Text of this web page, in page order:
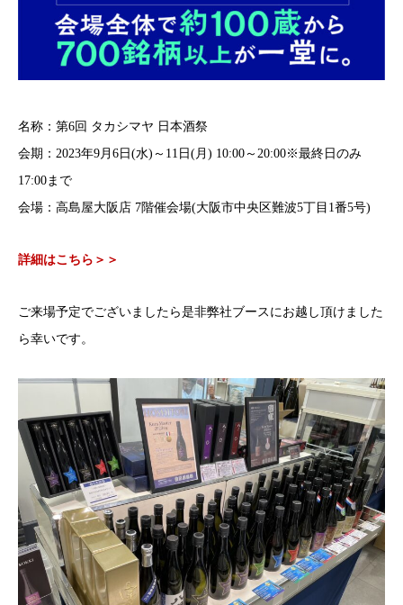
名称：第6回 タカシマヤ 日本酒祭
会期：2023年9月6日(水)～11日(月) 10:00～20:00※最終日のみ
17:00まで
会場：高島屋大阪店 7階催会場(大阪市中央区難波5丁目1番5号)
詳細はこちら＞＞
ご来場予定でございましたら是非弊社ブースにお越し頂けました
ら幸いです。